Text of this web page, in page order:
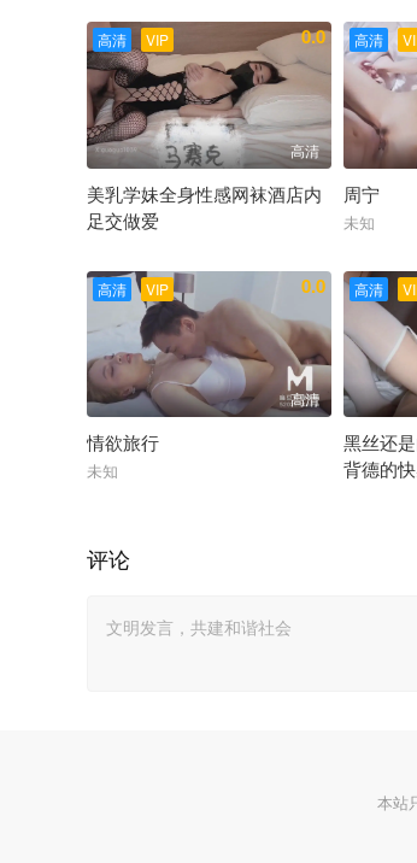
VIP
高清 0.0
高清
美乳学妹全身性感网袜酒店内
足交做爱
高清
周宁
未知
VIP
高清 0.0
高清
情欲旅行
未知
高清
黑丝还
背德的
评论
本站